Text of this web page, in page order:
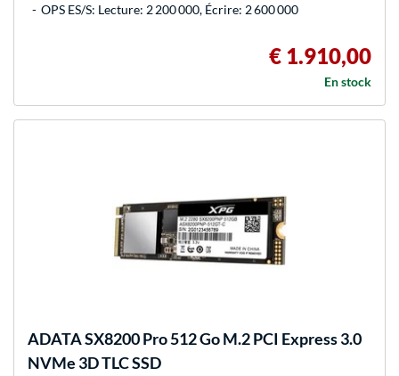
OPS ES/S: Lecture: 2 200 000, Écrire: 2 600 000
€ 1.910,00
En stock
ADATASX8200 Pro 512 Go M.2 PCI Express 3.0
NVMe 3D TLC SSD